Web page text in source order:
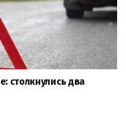
столкнулись два